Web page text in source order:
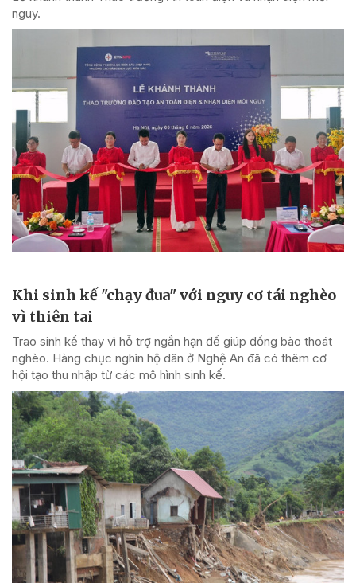
nguy.
Khi sinh kế "chạy đua" với nguy cơ tái nghèo
vì thiên tai
Trao sinh kế thay vì hỗ trợ ngắn hạn để giúp đồng bào thoát
nghèo. Hàng chục nghìn hộ dân ở Nghệ An đã có thêm cơ
hội tạo thu nhập từ các mô hình sinh kế.